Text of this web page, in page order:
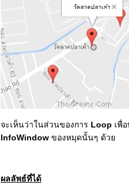
จะเห็นว่าในส่วนของการ Loop เพื่
InfoWindow ของหมุดนั้นๆ ด้วย
ผลลัพธ์ที่ได้